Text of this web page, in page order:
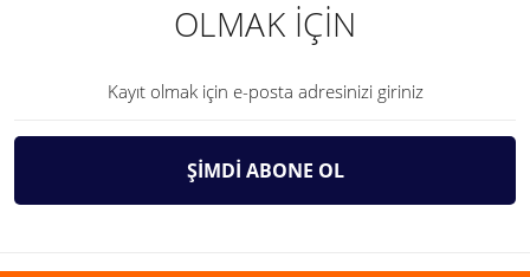
OLMAK İÇİN
ŞİMDİ ABONE OL